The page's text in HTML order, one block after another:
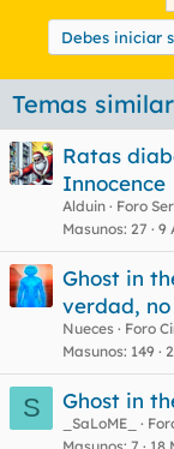
Debes iniciar
Temas
Ratas
Innocence
Alduin
Foro
Masunos 27 9
Ghost in
verdad,
Nueces
Foro
Masunos 149
S Ghost in
_SaLoME_